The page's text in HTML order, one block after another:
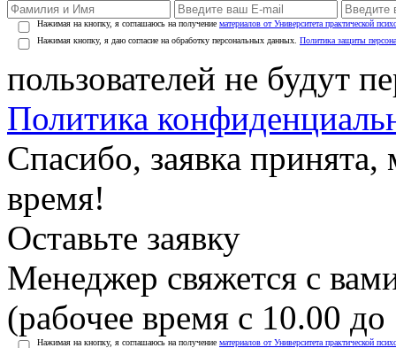
Нажимая на кнопку, я соглашаюсь на получение материалов от Университета практической
Нажимая кнопку, я даю согласие на обработку персональных данных. Политика защиты
пользователей не будут
Политика
Спасибо, заявка
время!
Оставьте заявку
Менеджер свяжется с
(рабочее время с 10.00
Нажимая на кнопку, я соглашаюсь на получение материалов от Университета практической